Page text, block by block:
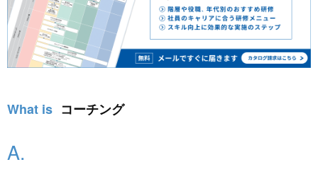
コーチング